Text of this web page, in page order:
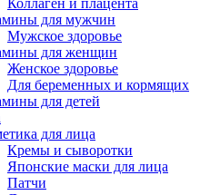
Коллаген и плацента
для мужчин
Мужское здоровье
для женщин
Женское здоровье
Для беременных и кормящих
для детей
для лица
Кремы и сыворотки
Японские маски для лица
Патчи